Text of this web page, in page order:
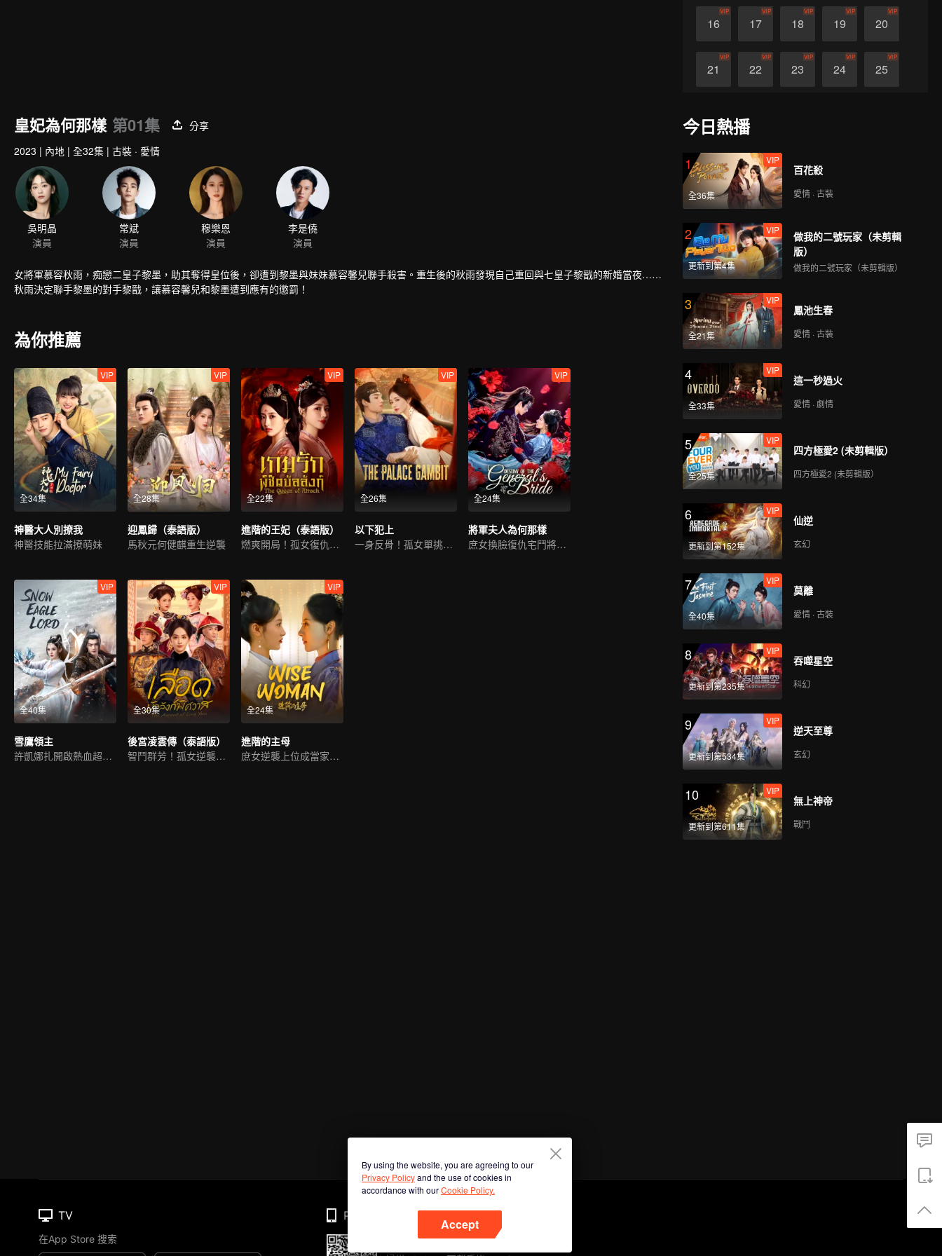
16
VIP
17
VIP
18
VIP
19
VIP
20
VIP
21
VIP
22
VIP
23
VIP
24
VIP
25
VIP
27
皇妃為何那樣 第01集
分享
2023 | 內地 | 全32集 | 古裝 · 愛情
吳明晶
演員
常斌
演員
穆樂恩
演員
李是僥
演員
女將軍慕容秋雨，痴戀二皇子黎墨，助其奪得皇位後，卻遭到黎墨與妹妹慕容馨兒聯手殺害。重生後的秋雨發現自己重回與七皇子黎戩的新婚當夜……
秋雨決定聯手黎墨的對手黎戩，讓慕容馨兒和黎墨遭到應有的懲罰！
為你推薦
全34集
VIP
神醫大人別撩我
神醫技能拉滿撩萌妹
全28集
VIP
迎鳳歸（泰語版）
馬秋元何健麒重生逆襲
全22集
VIP
進階的王妃（泰語版）
燃爽開局！孤女復仇成王妃
全26集
VIP
以下犯上
一身反骨！孤女單挑後宮
全24集
VIP
將軍夫人為何那樣
庶女換臉復仇宅鬥將軍府
全40集
VIP
雪鷹領主
許凱娜扎開啟熱血超凡世界
全30集
VIP
後宮凌雲傳（泰語版）
智鬥群芳！孤女逆襲鎮六宮
全24集
VIP
進階的主母
庶女逆襲上位成當家主母
今日熱播
1
全36集
VIP
百花殺
愛情 · 古裝
2
更新到第4集
VIP
做我的二號玩家（未剪輯
版）
做我的二號玩家（未剪輯版）
3
全21集
VIP
鳳池生春
愛情 · 古裝
4
全33集
VIP
這一秒過火
愛情 · 劇情
5
全25集
VIP
四方極愛2 (未剪輯版）
四方極愛2 (未剪輯版）
6
更新到第152集
VIP
仙逆
玄幻
7
全40集
VIP
莫離
愛情 · 古裝
8
更新到第235集
VIP
吞噬星空
科幻
9
更新到第534集
VIP
逆天至尊
玄幻
10
更新到第611集
VIP
無上神帝
戰鬥
By using the website, you are agreeing to our
Privacy Policyand the use of cookies in
accordance with ourCookie Policy.
Accept
TV
在App Store 搜索
Phone